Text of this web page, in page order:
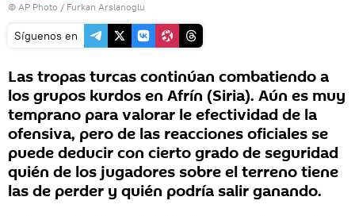
© AP Photo / Furkan Arslanoglu
Síguenos en
Las tropas turcas continúan combatiendo a
los grupos kurdos en Afrín (Siria). Aún es muy
temprano para valorar le efectividad de la
ofensiva, pero de las reacciones oficiales se
puede deducir con cierto grado de seguridad
quién de los jugadores sobre el terreno tiene
las de perder y quién podría salir ganando.